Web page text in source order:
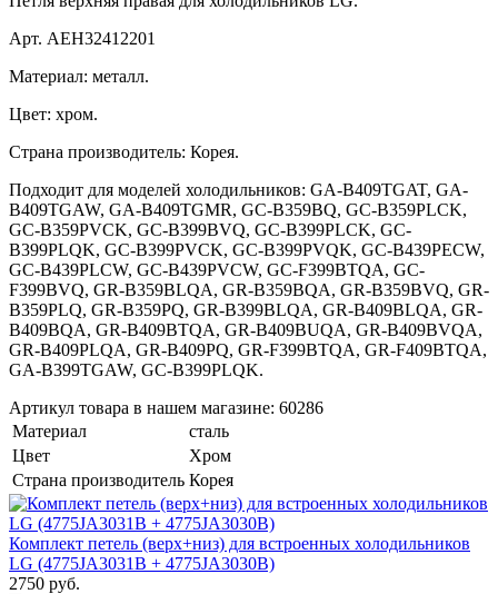
Арт. AEH32412201
Материал: металл.
Цвет: хром.
Страна производитель: Корея.
Подходит для моделей холодильников: GA-B409TGAT, GA-
B409TGAW, GA-B409TGMR, GC-B359BQ, GC-B359PLCK,
GC-B359PVCK, GC-B399BVQ, GC-B399PLCK, GC-
B399PLQK, GC-B399PVCK, GC-B399PVQK, GC-B439PECW,
GC-B439PLCW, GC-B439PVCW, GC-F399BTQA, GC-
F399BVQ, GR-B359BLQA, GR-B359BQA, GR-B359BVQ, GR-
B359PLQ, GR-B359PQ, GR-B399BLQA, GR-B409BLQA, GR-
B409BQA, GR-B409BTQA, GR-B409BUQA, GR-B409BVQA,
GR-B409PLQA, GR-B409PQ, GR-F399BTQA, GR-F409BTQA,
GA-B399TGAW, GC-B399PLQK.
Артикул товара в нашем магазине: 60286
Материал
сталь
Цвет
Хром
Страна производитель Корея
Комплект петель (верх+низ) для встроенных холодильников
LG (4775JA3031B + 4775JA3030B)
2750 руб.